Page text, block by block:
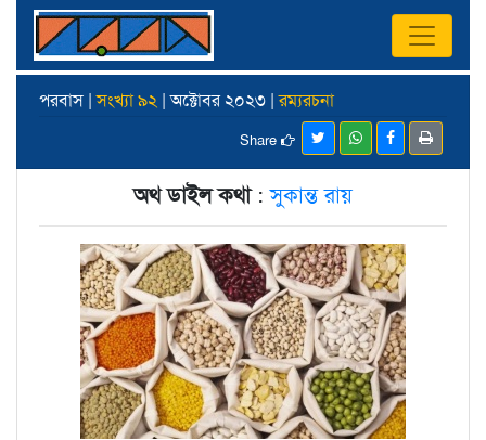
পরবাস |সংখ্যা ৯২ | অক্টোবর ২০২৩ |রম্যরচনা
Share
অথ ডাইল কথা:সুকান্ত রায়